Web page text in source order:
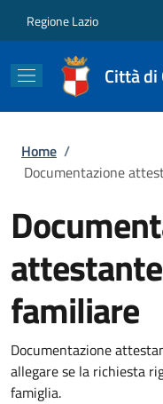
Regione Lazio
Città di
Briciole di
Home /
Documentazione
familiare
Documentazione
allegare se la richiesta
famiglia.